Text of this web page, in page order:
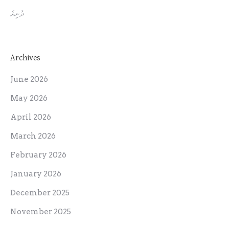
ދުނިޔެ
Archives
June 2026
May 2026
April 2026
March 2026
February 2026
January 2026
December 2025
November 2025